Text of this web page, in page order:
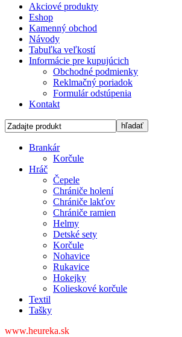
Akciové produkty
Eshop
Kamenný obchod
Návody
Tabuľka veľkostí
Informácie pre kupujúcich
Obchodné podmienky
Reklmačný poriadok
Formulár odstúpenia
Kontakt
Brankár
Korčule
Hráč
Čepele
Chrániče holení
Chrániče lakťov
Chrániče ramien
Helmy
Detské sety
Korčule
Nohavice
Rukavice
Hokejky
Kolieskové korčule
Textil
Tašky
www.heureka.sk